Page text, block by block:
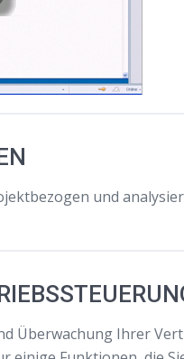
und
Überwachung Ihrer